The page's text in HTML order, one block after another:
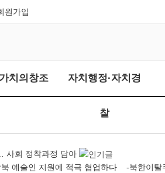
원가입
가치의창조 자치행정·자치경
찰
사회 정착과정 담아
예술인 지원에 적극 협업하다 -북한이